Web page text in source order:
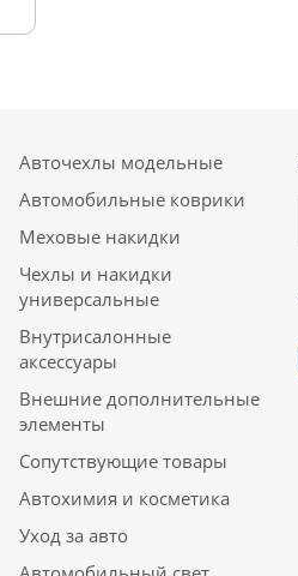
Авточехлы модельные
Автомобильные коврики
Меховые накидки
Чехлы и накидки
универсальные
Внутрисалонные
аксессуары
Внешние дополнительные
элементы
Сопутствующие товары
Автохимия и косметика
Уход за авто